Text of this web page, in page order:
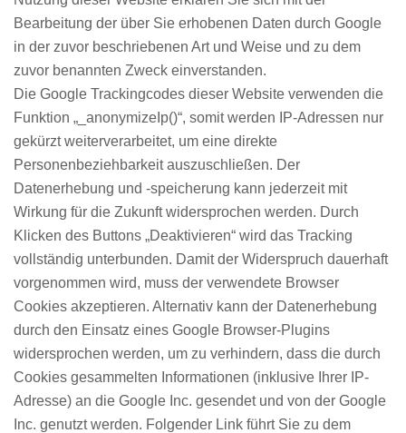
Bearbeitung der über Sie erhobenen Daten durch Google
in der zuvor beschriebenen Art und Weise und zu dem
zuvor benannten Zweck einverstanden.
Die Google Trackingcodes dieser Website verwenden die
Funktion „_anonymizeIp()“, somit werden IP-Adressen nur
gekürzt weiterverarbeitet, um eine direkte
Personenbeziehbarkeit auszuschließen. Der
Datenerhebung und -speicherung kann jederzeit mit
Wirkung für die Zukunft widersprochen werden. Durch
Klicken des Buttons „Deaktivieren“ wird das Tracking
vollständig unterbunden. Damit der Widerspruch dauerhaft
vorgenommen wird, muss der verwendete Browser
Cookies akzeptieren. Alternativ kann der Datenerhebung
durch den Einsatz eines Google Browser-Plugins
widersprochen werden, um zu verhindern, dass die durch
Cookies gesammelten Informationen (inklusive Ihrer IP-
Adresse) an die Google Inc. gesendet und von der Google
Inc. genutzt werden. Folgender Link führt Sie zu dem